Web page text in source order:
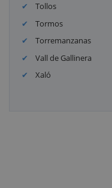
Tollos
Tormos
Torremanzanas
Vall de Gallinera
Xaló